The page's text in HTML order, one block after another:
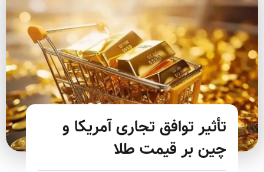
تأثیر توافق تجاری آمریکا و
چین بر قیمت طلا